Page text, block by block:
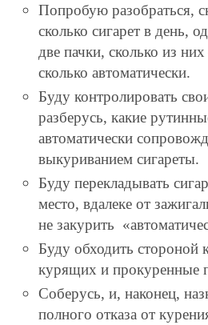
Попробую разобраться,
сколько сигарет в день,
две пачки, сколько из
сколько автоматически.
Буду контролировать
разберусь, какие
автоматически
выкуриванием сигареты.
Буду перекладывать
место, вдалеке от
не закурить
Буду обходить стороной
курящих и прокуренные
Соберусь, и, наконец,
полного отказа от